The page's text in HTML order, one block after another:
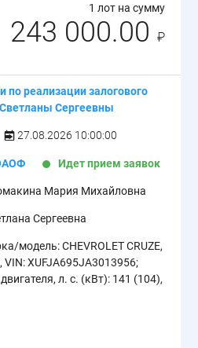
1 лот на сумму
243 000.00 ₽
по реализации залогового
Сергеевны
27.08.2026 10:00:00
Идет прием заявок
Мария Михайловна
Сергеевна
модель: CHEVROLET CRUZE,
VIN: XUFJA695JA3013956;
л. с. (кВт): 141 (104),